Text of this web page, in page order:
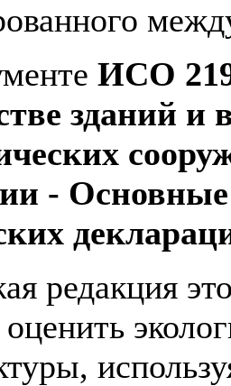
ИСО
зданий и
-
редакция